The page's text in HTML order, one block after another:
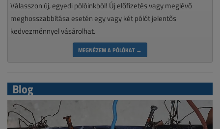
Válasszon új, egyedi pólóinkból! Új előfizetés vagy meglévő
meghosszabbítása esetén egy vagy két pólót jelentős
kedvezménnyel vásárolhat.
MEGNÉZEM A PÓLÓKAT →
Blog